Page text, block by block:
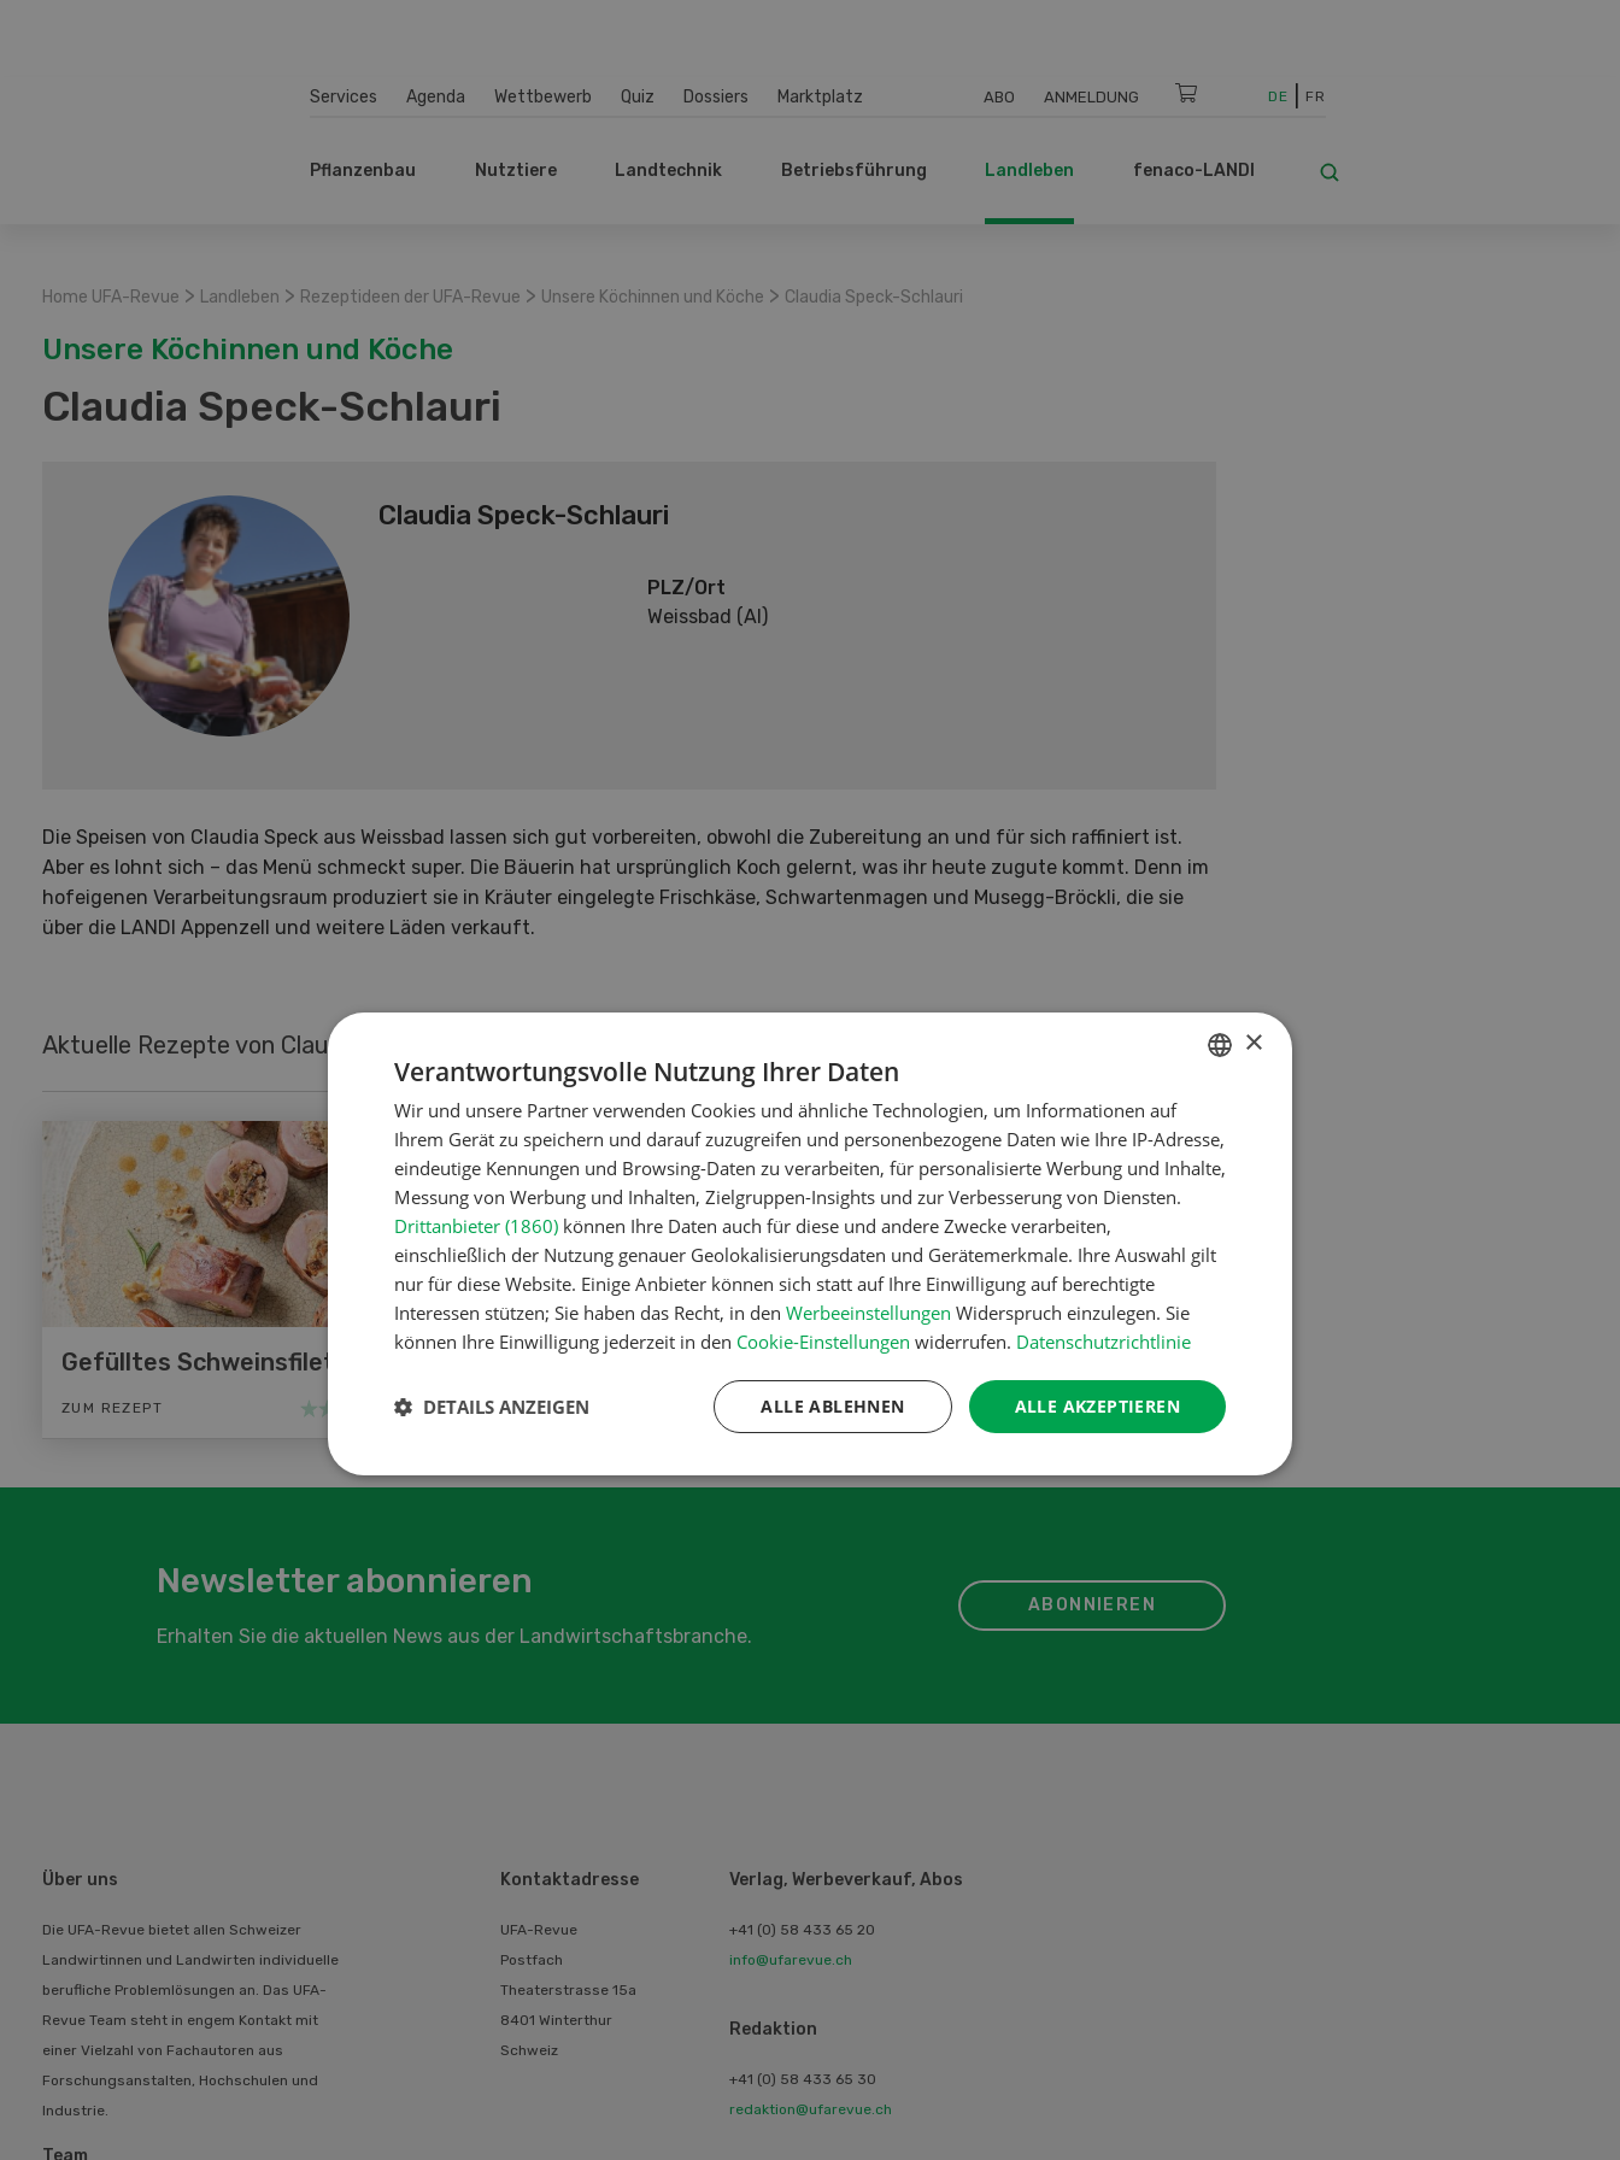
Services Agenda Wettbewerb Quiz Dossiers Marktplatz ABO ANMELDUNG DE FR
Pflanzenbau Nutztiere Landtechnik Betriebsführung Landleben fenaco-LANDI
Home UFA-Revue > Landleben > Rezeptideen der UFA-Revue > Unsere Köchinnen und Köche > Claudia Speck-Schlauri
Unsere Köchinnen und Köche
Claudia Speck-Schlauri
Claudia Speck-Schlauri
PLZ/Ort
Weissbad (AI)
Die Speisen von Claudia Speck aus Weissbad lassen sich gut vorbereiten, obwohl die Zubereitung an und für sich raffiniert ist.
Aber es lohnt sich – das Menü schmeckt super. Die Bäuerin hat ursprünglich Koch gelernt, was ihr heute zugute kommt. Denn im
hofeigenen Verarbeitungsraum produziert sie in Kräuter eingelegte Frischkäse, Schwartenmagen und Musegg-Bröckli, die sie
über die LANDI Appenzell und weitere Läden verkauft.
Aktuelle Rezepte von Claudia Speck-Schlauri
Gefülltes Schweinsfilet
ZUM REZEPT
Newsletter abonnieren
Erhalten Sie die aktuellen News aus der Landwirtschaftsbranche.
ABONNIEREN
Über uns
Die UFA-Revue bietet allen Schweizer
Landwirtinnen und Landwirten individuelle
berufliche Problemlösungen an. Das UFA-
Revue Team steht in engem Kontakt mit
einer Vielzahl von Fachautoren aus
Forschungsanstalten, Hochschulen und
Industrie.
Team
Kontaktadresse
UFA-Revue
Postfach
Theaterstrasse 15a
8401 Winterthur
Schweiz
Verlag, Werbeverkauf, Abos
+41 (0) 58 433 65 20
info@ufarevue.ch
Redaktion
+41 (0) 58 433 65 30
redaktion@ufarevue.ch
FRENCH
×
Verantwortungsvolle Nutzung Ihrer Daten
Wir und unsere Partner verwenden Cookies und ähnliche Technologien, um Informationen auf
Ihrem Gerät zu speichern und darauf zuzugreifen und personenbezogene Daten wie Ihre IP-Adresse,
eindeutige Kennungen und Browsing-Daten zu verarbeiten, für personalisierte Werbung und Inhalte,
Messung von Werbung und Inhalten, Zielgruppen-Insights und zur Verbesserung von Diensten.
Drittanbieter (1860) können Ihre Daten auch für diese und andere Zwecke verarbeiten,
einschließlich der Nutzung genauer Geolokalisierungsdaten und Gerätemerkmale. Ihre Auswahl gilt
nur für diese Website. Einige Anbieter können sich statt auf Ihre Einwilligung auf berechtigte
Interessen stützen; Sie haben das Recht, in den Werbeeinstellungen Widerspruch einzulegen. Sie
können Ihre Einwilligung jederzeit in den Cookie-Einstellungen widerrufen. Datenschutzrichtlinie
ALLE AKZEPTIEREN
ALLE ABLEHNEN
DETAILS ANZEIGEN